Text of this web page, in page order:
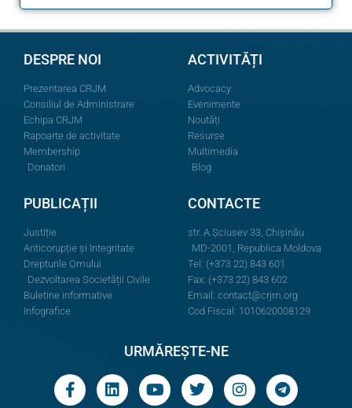
DESPRE NOI
Prezentarea CRJM
Consiliul de Administrare
Echipa CRJM
Rapoarte de activitate
Membership
Donatori
ACTIVITĂȚI
Advocacy
Evenimente
Noutăți
Resurse
Multimedia
Blog
PUBLICAȚII
Justiție
Anticorupție și Integritate
Drepturile Omului
Dezvoltarea Societății Civile
Buletine informative
Infografice
CONTACTE
str. A.Şciusev 33, Chișinău
MD-2001, Republica Moldova
Tel: (+373 22) 843 601
Fax: (+373 22) 843 602
Email: contact@crjm.org
Cod Fiscal: 1010620008129
URMĂREȘTE-NE